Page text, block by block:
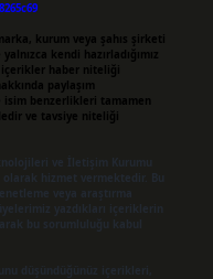
kurum veya şahıs şirketi
kendi hazırladığımız
haber niteliği
paylaşım
isim benzerlikleri tamamen
ve tavsiye niteliği
ve İletişim Kurumu
olarak hizmet vermektedir. Bu
veya araştırma
yazdıkları içeriklerin
bu sorumluluğu kabul
düşündüğünüz içerikleri,